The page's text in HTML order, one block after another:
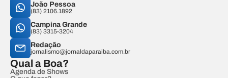
João Pessoa
(83) 2106.1892
Campina Grande
(83) 3315-3204
Redação
jornalismo@jornaldaparaiba.com.br
Qual a Boa?
Agenda de Shows